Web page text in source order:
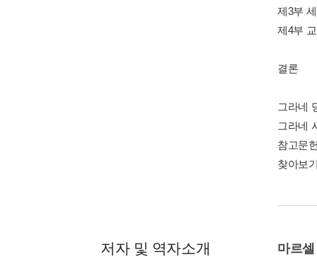
제3부
제4부
결론
그라네
그라네
참고문
찾아보
저자 및 역자소개 마르